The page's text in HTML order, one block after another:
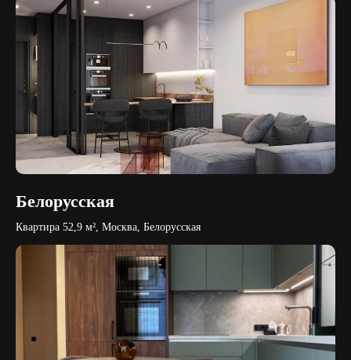
Белорусская
Квартира 52,9 м², Москва, Белорусская